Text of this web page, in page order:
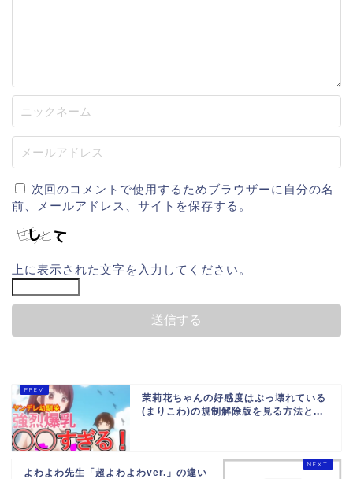
次回のコメントで使用するためブラウザーに自分の名
前、メールアドレス、サイトを保存する。
上に表示された文字を入力してください。
茉莉花ちゃんの好感度はぶっ壊れている
(まりこわ)の規制解除版を見る方法と...
よわよわ先生「超よわよわver.」の違い